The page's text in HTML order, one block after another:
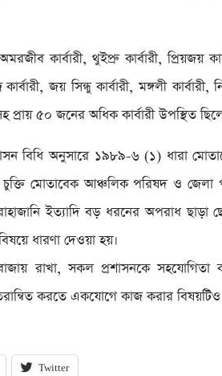
কার্বারী, থুইপ্রু কার্বারী, প্রিয়জয়
জয় সিন্ধু কার্বারী, মঙ্গলী কার্বারী,
প্রায় ৫০ জনের অধিক কার্বারী উপস্থিত
বিধি অনুসারে ১৯৮৯-৬ (১) ধারা
মোতাবেক আঞ্চলিক পরিষদ ও জেলা
ইত্যাদি বড় ধরনের অপরাধ ছাড়া
ধারণা দেওয়া হয়।
রাখা, সকল প্রশাসনকে
করতে একযোগে কাজ করার
Twitter